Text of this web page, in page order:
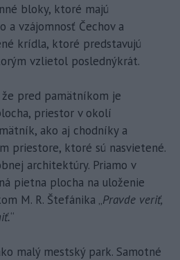
bloky, ktoré majú
vzájomnosť Čechov a
krídla, ktoré predstavujú
vzlietol poslednýkrát.
pred pamätníkom je
priestor v okolí
ako aj chodníky a
priestore, ktoré sú nasvietené.
architektúry. Priamo v
pietna plocha na uloženie
M. R. Štefánika „Pravde veriť,
“
malý mestský park. Samotné